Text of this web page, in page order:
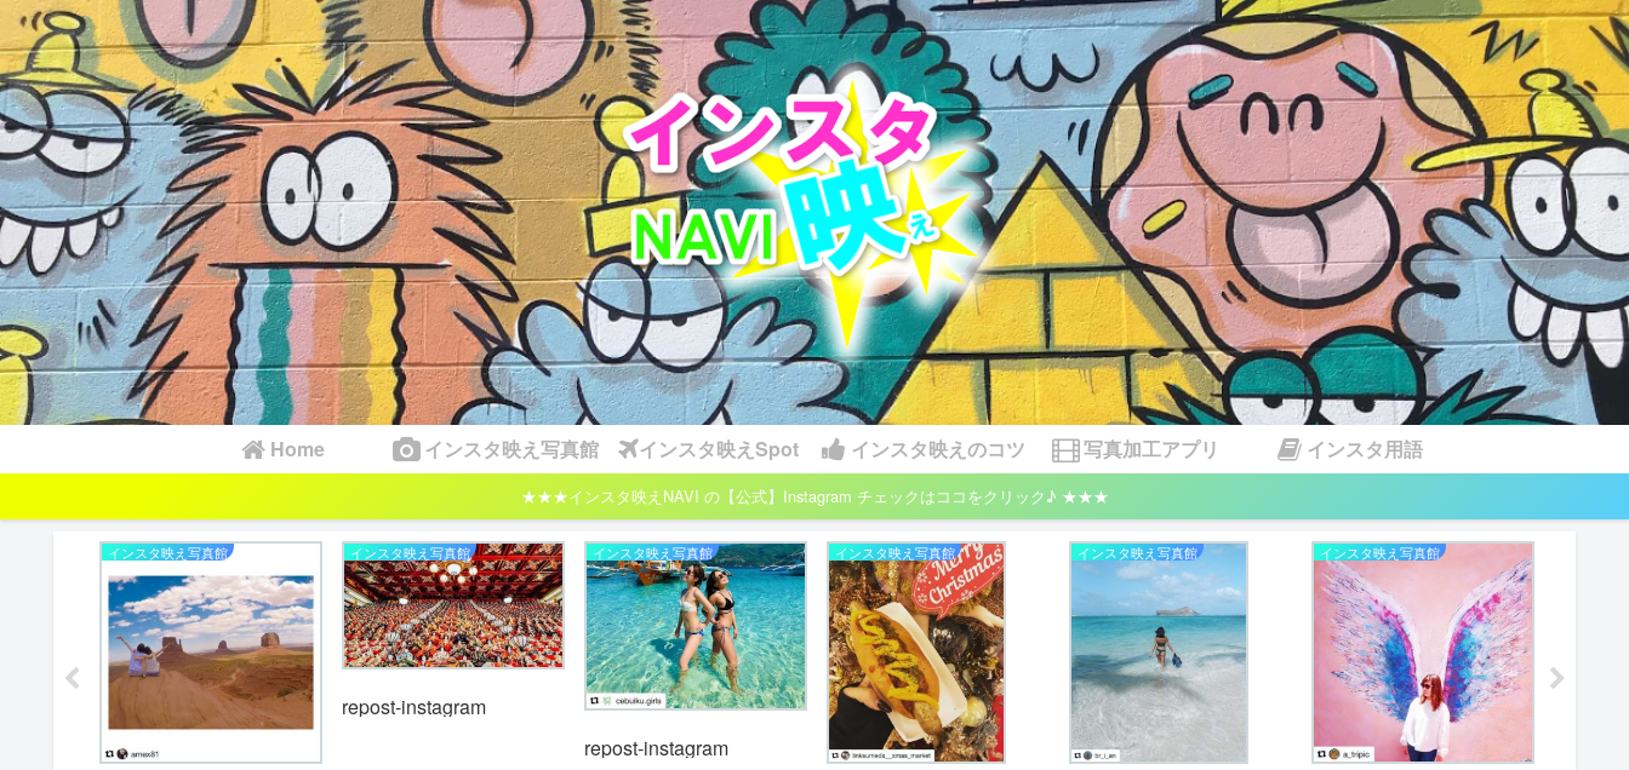
Home インスタ映え写真館 インスタ映えSpot インスタ映えのコツ 写真加工アプリ インスタ用語
★★★インスタ映えNAVI の【公式】Instagram チェックはココをクリック♪ ★★★
インスタ映え写真館 インスタ映え写真館
repost-instagram
インスタ映え写真館
repost-instagram
インスタ映え写真館 インスタ映え写真館 インスタ映え写真館